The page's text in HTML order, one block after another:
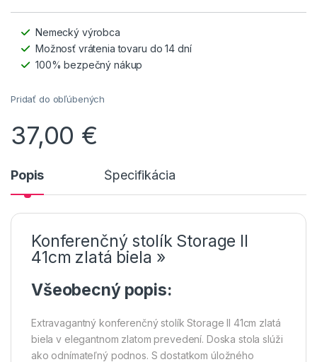
Nemecký výrobca
Možnosť vrátenia tovaru do 14 dní
100% bezpečný nákup
Pridať do obľúbených
37,00 €
Popis Špecifikácia
Konferenčný stolík Storage II
41cm zlatá biela »
Všeobecný popis:
Extravagantný konferenčný stolík Storage II 41cm zlatá
biela v elegantnom zlatom prevedení. Doska stola slúži
ako odnímateľný podnos. S dostatkom úložného